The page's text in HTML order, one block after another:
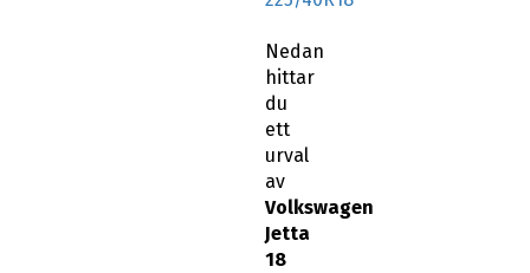
Nedan
hittar
du
ett
urval
av
Volkswagen
Jetta
18